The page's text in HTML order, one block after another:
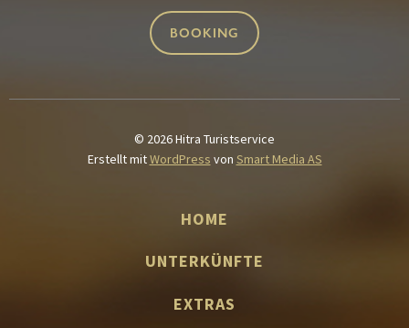
BOOKING
© 2026 Hitra Turistservice
Erstellt mitWordPress von Smart Media AS
HOME
UNTERKÜNFTE
EXTRAS